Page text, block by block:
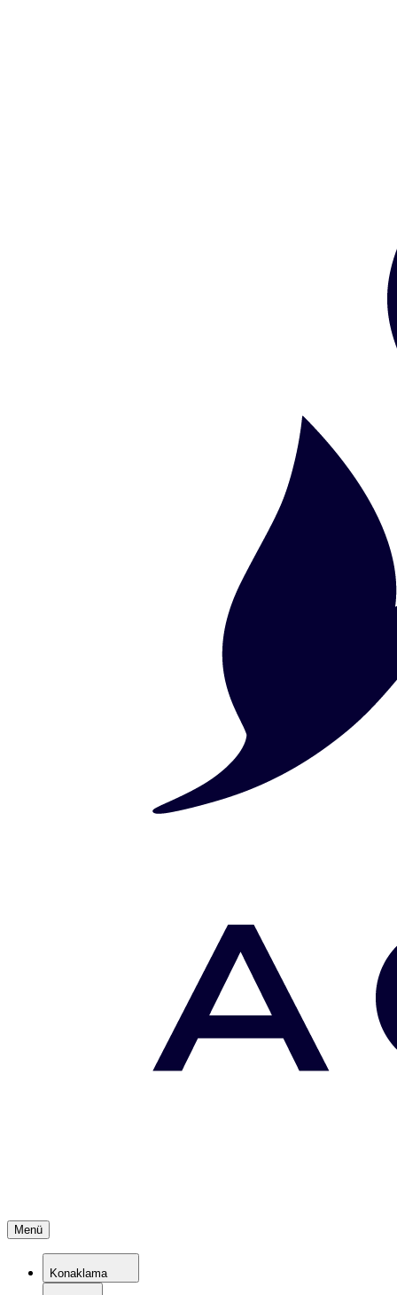
Menü
Konaklama